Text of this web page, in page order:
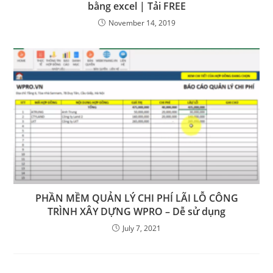
bằng excel | Tải FREE
November 14, 2019
PHẦN MỀM QUẢN LÝ CHI PHÍ LÃI LỖ CÔNG
TRÌNH XÂY DỰNG WPRO – Dễ sử dụng
July 7, 2021